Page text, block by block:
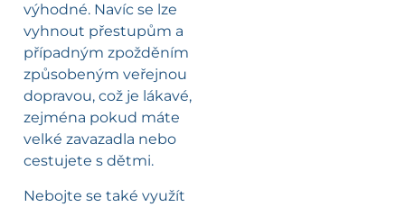
výhodné. Navíc se lze
vyhnout přestupům a
případným zpožděním
způsobeným veřejnou
dopravou, což je lákavé,
zejména pokud máte
velké zavazadla nebo
cestujete s dětmi.
Nebojte se také využít